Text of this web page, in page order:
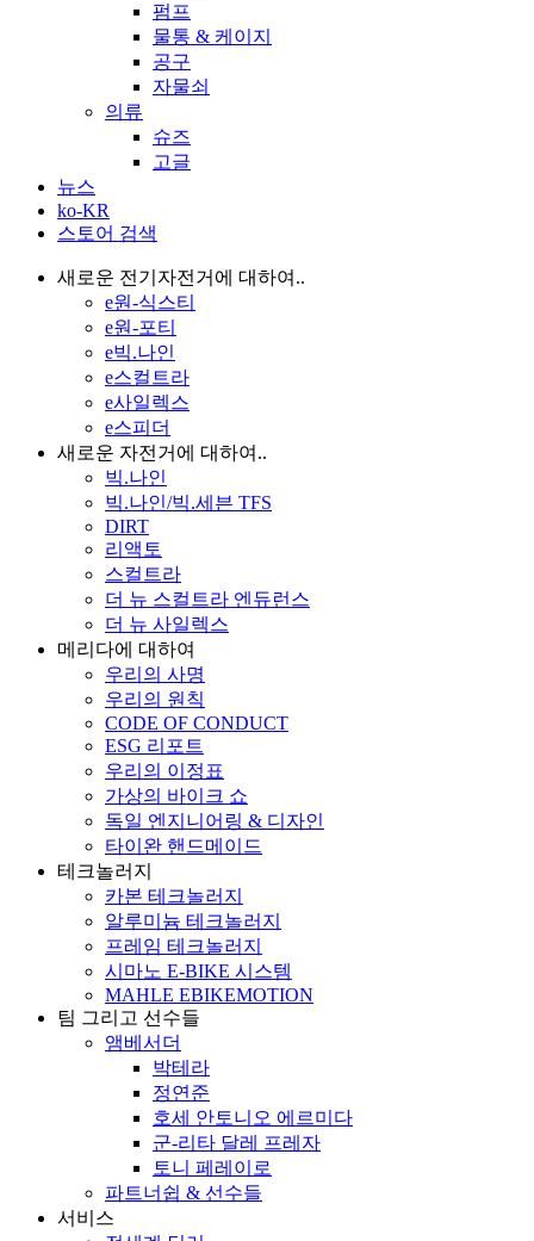
펌프
물통 & 케이지
공구
자물쇠
의류
슈즈
고글
뉴스
ko-KR
스토어 검색
새로운 전기자전거에 대하여..
e원-식스티
e원-포티
e빅.나인
e스컬트라
e사일렉스
e스피더
새로운 자전거에 대하여..
빅.나인
빅.나인/빅.세븐 TFS
DIRT
리액토
스컬트라
더 뉴 스컬트라 엔듀런스
더 뉴 사일렉스
메리다에 대하여
우리의 사명
우리의 원칙
CODE OF CONDUCT
ESG 리포트
우리의 이정표
가상의 바이크 쇼
독일 엔지니어링 & 디자인
타이완 핸드메이드
테크놀러지
카본 테크놀러지
알루미늄 테크놀러지
프레임 테크놀러지
시마노 E-BIKE 시스템
MAHLE EBIKEMOTION
팀 그리고 선수들
앰베서더
박테라
정연준
호세 안토니오 에르미다
군-리타 달레 프레자
토니 페레이로
파트너쉽 & 선수들
서비스